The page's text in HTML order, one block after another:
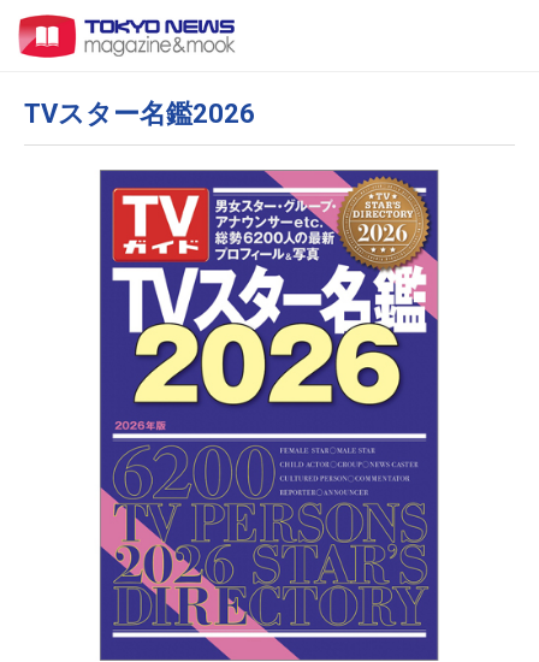
TVスター名鑑2026